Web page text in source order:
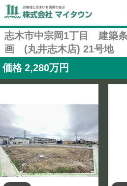
志木市中宗岡1丁目 建築
画 (丸井志木店) 21号地
価格 2,280万円